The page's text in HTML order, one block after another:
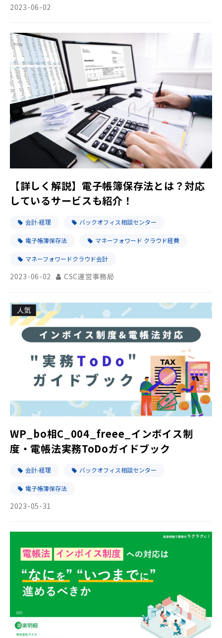
2023-06-02
【詳しく解説】電子帳簿保存法とは？対応
しているサービスも紹介！
会計-経理 バックオフィス相談センター
電子帳簿保存法 マネーフォワード クラウド経費
マネーフォワードクラウド会計
2023-06-02 CSC運営事務局
WP_bo相C_004_freee_インボイス制
度・電帳法実務ToDoガイドブック
会計-経理 バックオフィス相談センター
電子帳簿保存法
2023-05-31